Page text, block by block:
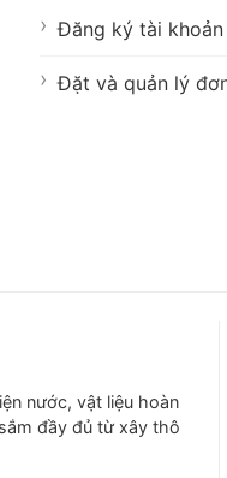
Đăng ký tài khoản
Đặt và quản lý
nước, vật liệu hoàn
đầy đủ từ xây thô